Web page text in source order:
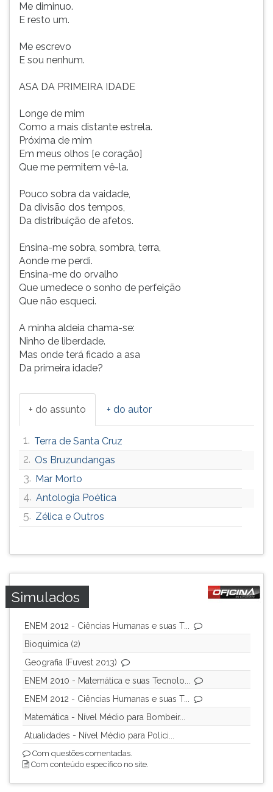
Me diminuo.
E resto um.
Me escrevo
E sou nenhum.
ASA DA PRIMEIRA IDADE
Longe de mim
Como a mais distante estrela.
Próxima de mim
Em meus olhos [e coração]
Que me permitem vê-la.
Pouco sobra da vaidade,
Da divisão dos tempos,
Da distribuição de afetos.
Ensina-me sobra, sombra, terra,
Aonde me perdi.
Ensina-me do orvalho
Que umedece o sonho de perfeição
Que não esqueci.
A minha aldeia chama-se:
Ninho de liberdade.
Mas onde terá ficado a asa
Da primeira idade?
+ do assunto + do autor
1. Terra de Santa Cruz
2. Os Bruzundangas
3. Mar Morto
4. Antologia Poética
5. Zélica e Outros
Simulados
ENEM 2012 - Ciências Humanas e suas T...
Bioquimica (2)
Geografia (Fuvest 2013)
ENEM 2010 - Matemática e suas Tecnolo...
ENEM 2012 - Ciências Humanas e suas T...
Matemática - Nível Médio para Bombeir...
Atualidades - Nível Médio para Políci...
Com questões comentadas.
Com conteúdo específico no site.